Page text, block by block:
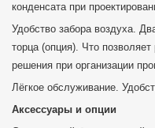
конденсата при
Удобство забора воздуха.
торца (опция). Что
решения при организации
Лёгкое обслуживание.
Аксессуары и опции